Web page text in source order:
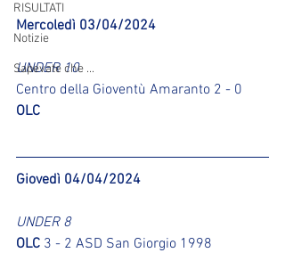
RISULTATI
Notizie
Sapevate che ...
Mercoledì 03/04/2024
UNDER 10
Centro della Gioventù Amaranto 2 - 0
OLC
Giovedì 04/04/2024
UNDER 8
OLC 3 - 2 ASD San Giorgio 1998